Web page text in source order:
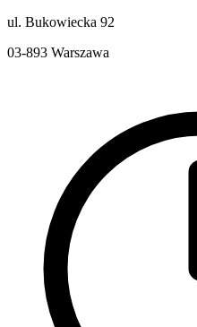
ul. Bukowiecka 92
03-893 Warszawa